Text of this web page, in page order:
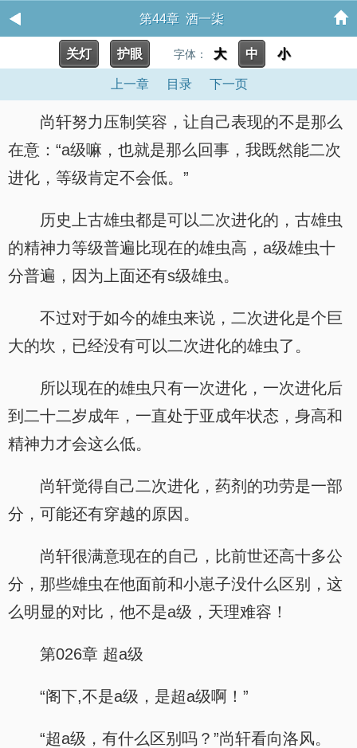
第44章 酒一柒
关灯 护眼 字体： 大 中 小
上一章 目录 下一页
尚轩努力压制笑容，让自己表现的不是那么
在意：“a级嘛，也就是那么回事，我既然能二次
进化，等级肯定不会低。”
历史上古雄虫都是可以二次进化的，古雄虫
的精神力等级普遍比现在的雄虫高，a级雄虫十
分普遍，因为上面还有s级雄虫。
不过对于如今的雄虫来说，二次进化是个巨
大的坎，已经没有可以二次进化的雄虫了。
所以现在的雄虫只有一次进化，一次进化后
到二十二岁成年，一直处于亚成年状态，身高和
精神力才会这么低。
尚轩觉得自己二次进化，药剂的功劳是一部
分，可能还有穿越的原因。
尚轩很满意现在的自己，比前世还高十多公
分，那些雄虫在他面前和小崽子没什么区别，这
么明显的对比，他不是a级，天理难容！
第026章 超a级
“阁下,不是a级，是超a级啊！”
“超a级，有什么区别吗？”尚轩看向洛风。